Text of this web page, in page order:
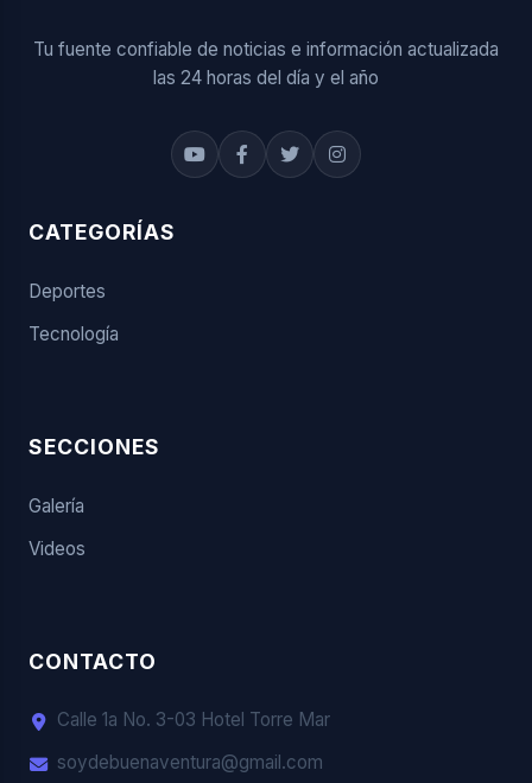
Tu fuente confiable de noticias e información actualizada
las 24 horas del día y el año
CATEGORÍAS
Deportes
Tecnología
SECCIONES
Galería
Videos
CONTACTO
Calle 1a No. 3-03 Hotel Torre Mar
soydebuenaventura@gmail.com